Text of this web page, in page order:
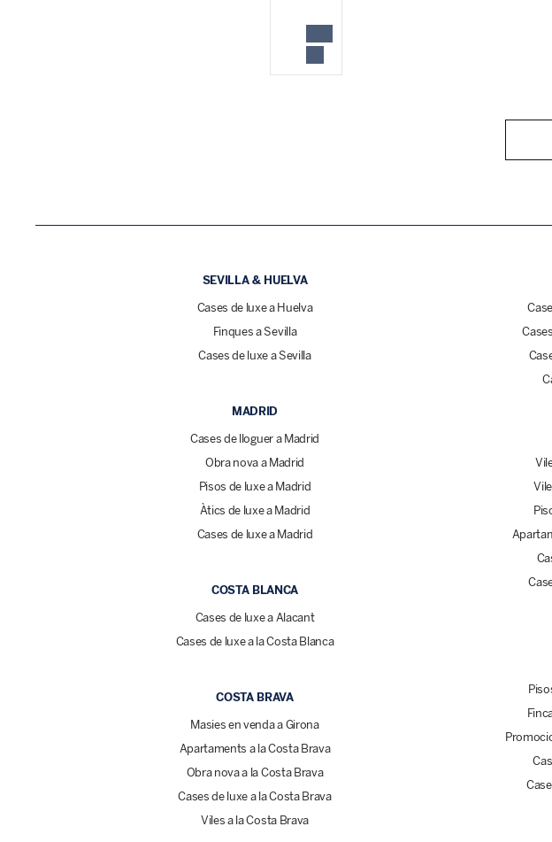
SEVILLA & HUELVA
Cases de luxe a Huelva
Finques a Sevilla
Cases de luxe a Sevilla
MADRID
Cases de lloguer a Madrid
Obra nova a Madrid
Pisos de luxe a Madrid
Àtics de luxe a Madrid
Cases de luxe a Madrid
COSTA BLANCA
Cases de luxe a Alacant
Cases de luxe a la Costa Blanca
COSTA BRAVA
Masies en venda a Girona
Apartaments a la Costa Brava
Obra nova a la Costa Brava
Cases de luxe a la Costa Brava
Viles a la Costa Brava